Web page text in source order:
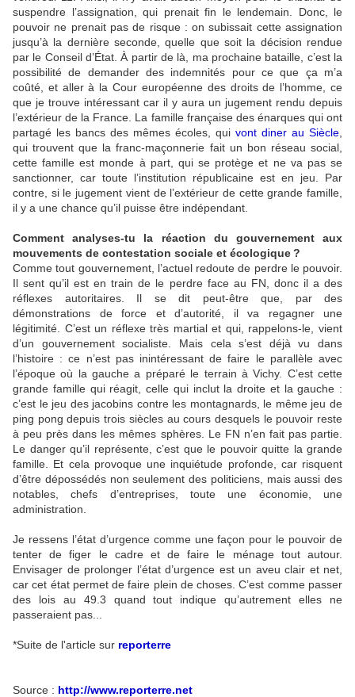
suspendre l’assignation, qui prenait fin le lendemain. Donc, le
pouvoir ne prenait pas de risque : on subissait cette assignation
jusqu’à la dernière seconde, quelle que soit la décision rendue
par le Conseil d’État. À partir de là, ma prochaine bataille, c’est la
possibilité de demander des indemnités pour ce que ça m’a
coûté, et aller à la Cour européenne des droits de l’homme, ce
que je trouve intéressant car il y aura un jugement rendu depuis
l’extérieur de la France. La famille française des énarques qui ont
partagé les bancs des mêmes écoles, qui vont diner au Siècle
qui trouvent que la franc-maçonnerie fait un bon réseau social,
cette famille est monde à part, qui se protège et ne va pas se
sanctionner, car toute l’institution républicaine est en jeu. Par
contre, si le jugement vient de l’extérieur de cette grande famille,
il y a une chance qu’il puisse être indépendant.
Comment analyses-tu la réaction du gouvernement aux
mouvements de contestation sociale et écologique?
Comme tout gouvernement, l’actuel redoute de perdre le pouvoir.
Il sent qu’il est en train de le perdre face au FN , donc il a des
réflexes autoritaires. Il se dit peut-être que, par des
démonstrations de force et d’autorité, il va regagner une
légitimité. C’est un réflexe très martial et qui, rappelons-le, vient
d’un gouvernement socialiste. Mais cela s’est déjà vu dans
l’histoire : ce n’est pas inintéressant de faire le parallèle avec
l’époque où la gauche a préparé le terrain à Vichy. C’est cette
grande famille qui réagit, celle qui inclut la droite et la gauche :
c’est le jeu des jacobins contre les montagnards, le même jeu de
ping pong depuis trois siècles au cours desquels le pouvoir reste
à peu près dans les mêmes sphères. Le FN n’en fait pas partie.
Le danger qu’il représente, c’est que le pouvoir quitte la grande
famille. Et cela provoque une inquiétude profonde, car risquent
d’être dépossédés non seulement des politiciens, mais aussi des
notables, chefs d’entreprises, toute une économie, une
administration.
Je ressens l’état d’urgence comme une façon pour le pouvoir de
tenter de figer le cadre et de faire le ménage tout autour.
Envisager de prolonger l’état d’urgence est un aveu clair et net,
car cet état permet de faire plein de choses. C’est comme passer
des lois au 49.3 quand tout indique qu’autrement elles ne
passeraient pas...
*Suite de l'article sur reporterre
Source : http://www.reporterre.net